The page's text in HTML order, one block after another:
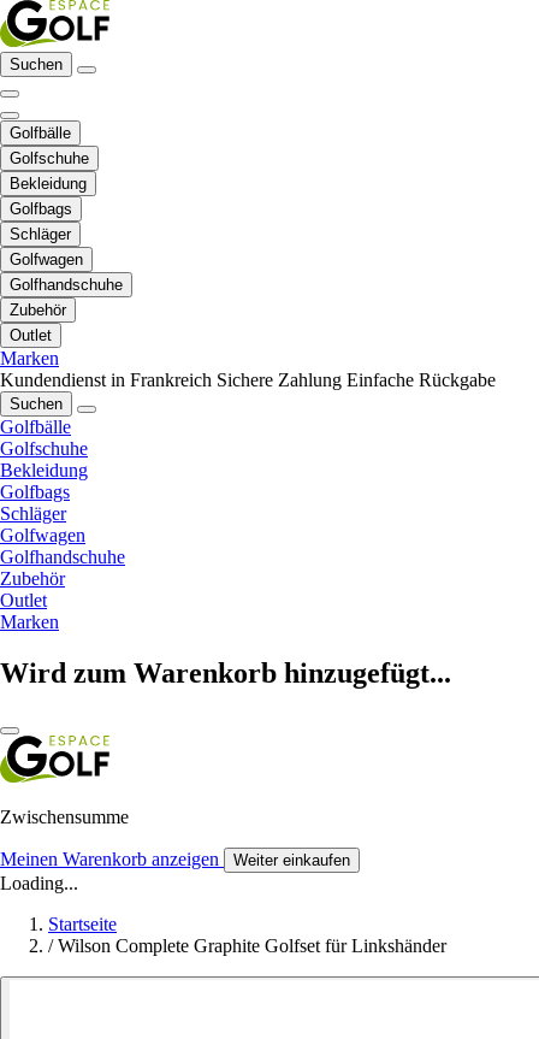
Suchen
Golfbälle
Golfschuhe
Bekleidung
Golfbags
Schläger
Golfwagen
Golfhandschuhe
Zubehör
Outlet
Marken
Kundendienst in Frankreich Sichere Zahlung Einfache Rückgabe
Suchen
Golfbälle
Golfschuhe
Bekleidung
Golfbags
Schläger
Golfwagen
Golfhandschuhe
Zubehör
Outlet
Marken
Wird zum Warenkorb hinzugefügt...
Zwischensumme
Meinen Warenkorb anzeigen Weiter einkaufen
Loading...
Startseite
/ Wilson Complete Graphite Golfset für Linkshänder